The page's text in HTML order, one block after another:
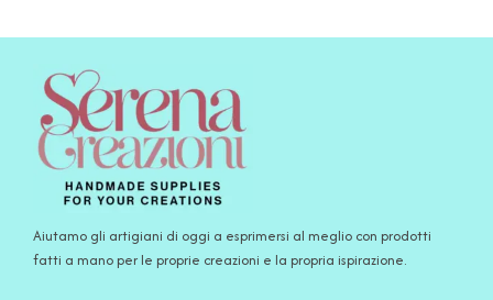
Aiutamo gli artigiani di oggi a esprimersi al meglio con prodotti
fatti a mano per le proprie creazioni e la propria ispirazione.